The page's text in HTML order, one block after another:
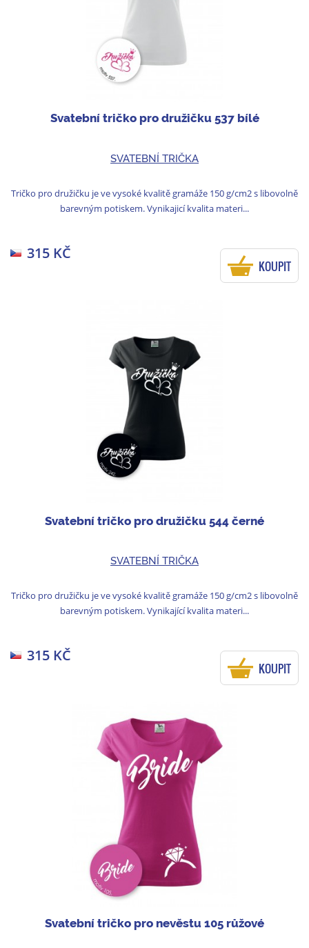
Svatební tričko pro družičku 537 bílé
SVATEBNÍ TRIČKA
Tričko pro družičku je ve vysoké kvalitě gramáže 150 g/cm2 s libovolně
barevným potiskem. Vynikajicí kvalita materi...
315 KČ
KOUPIT
Svatební tričko pro družičku 544 černé
SVATEBNÍ TRIČKA
Tričko pro družičku je ve vysoké kvalitě gramáže 150 g/cm2 s libovolně
barevným potiskem. Vynikající kvalita materi...
315 KČ
KOUPIT
Svatební tričko pro nevěstu 105 růžové